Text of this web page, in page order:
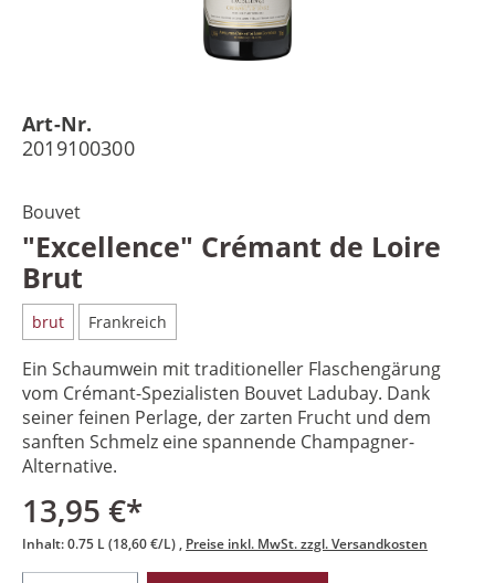
Art-Nr.
2019100300
Bouvet
"Excellence" Crémant de Loire
Brut
brut Frankreich
Ein Schaumwein mit traditioneller Flaschengärung
vom Crémant-Spezialisten Bouvet Ladubay. Dank
seiner feinen Perlage, der zarten Frucht und dem
sanften Schmelz eine spannende Champagner-
Alternative.
13,95 €*
Inhalt:0.75 L(18,60 €/L) Preise inkl. MwSt. zzgl. Versandkosten